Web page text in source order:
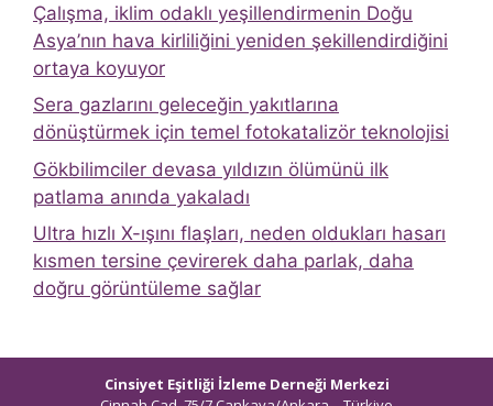
Çalışma, iklim odaklı yeşillendirmenin Doğu
Asya’nın hava kirliliğini yeniden şekillendirdiğini
ortaya koyuyor
Sera gazlarını geleceğin yakıtlarına
dönüştürmek için temel fotokatalizör teknolojisi
Gökbilimciler devasa yıldızın ölümünü ilk
patlama anında yakaladı
Ultra hızlı X-ışını flaşları, neden oldukları hasarı
kısmen tersine çevirerek daha parlak, daha
doğru görüntüleme sağlar
Cinsiyet Eşitliği İzleme Derneği Merkezi